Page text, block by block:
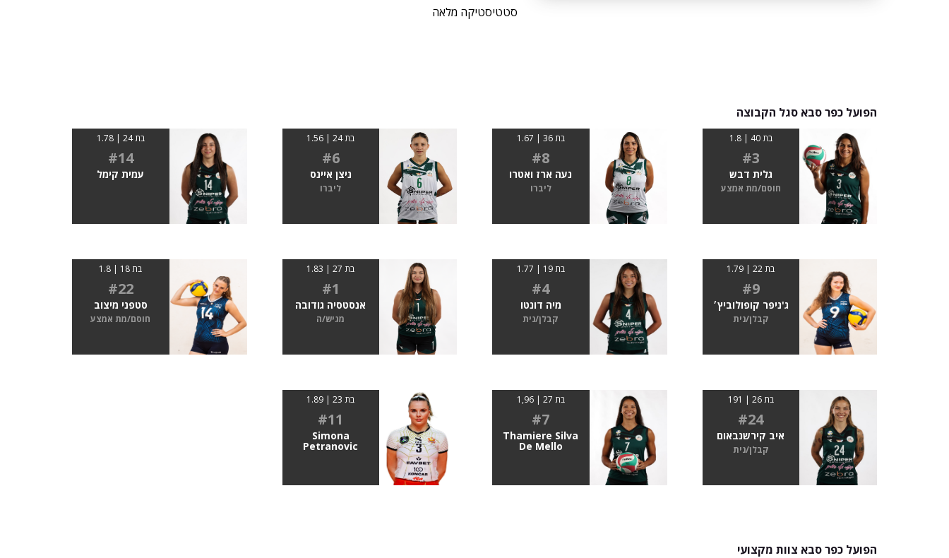
סטטיסטיקה מלאה
הפועל כפר סבא סגל הקבוצה
בת 40 | 1.8
#3
גלית דבש
חוסם/מת אמצע
בת 36 | 1.67
#8
נעה ארז ואטרו
ליברו
בת 24 | 1.56
#6
ניצן איינס
ליברו
בת 24 | 1.78
#14
עמית קימל
בת 22 | 1.79
#9
ג'ניפר קופולוביץ׳
קבלן/נית
בת 19 | 1.77
#4
מיה דונטו
קבלן/נית
בת 27 | 1.83
#1
אנסטסיה גודובה
מגיש/ה
בת 18 | 1.8
#22
סטפני מיצוב
חוסם/מת אמצע
בת 26 | 191
#24
איב קירשנבאום
קבלן/נית
בת 27 | 1,96
#7
Thamiere Silva
De Mello
בת 23 | 1.89
#11
Simona
Petranovic
הפועל כפר סבא צוות מקצועי